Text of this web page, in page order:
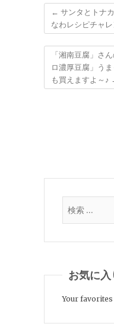
← サンタとトナ
なわレシピチャ
「湘南豆腐」さ
ロ濃厚豆腐」う
も買えますよ～♪
お気に入
Your favorites